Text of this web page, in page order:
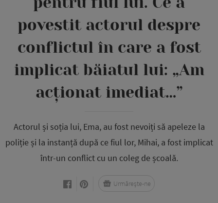
povestit actorul despre
conflictul în care a fost
implicat băiatul lui: „Am
acționat imediat…”
Actorul și soția lui, Ema, au fost nevoiți să apeleze la
poliție și la instanță după ce fiul lor, Mihai, a fost implicat
într-un conflict cu un coleg de școală.
Urmărește-ne